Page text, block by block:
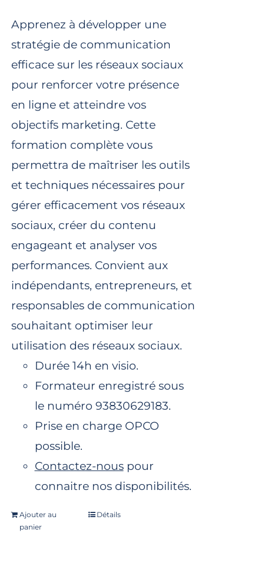
Apprenez à développer une
stratégie de communication
efficace sur les réseaux sociaux
pour renforcer votre présence
en ligne et atteindre vos
objectifs marketing. Cette
formation complète vous
permettra de maîtriser les outils
et techniques nécessaires pour
gérer efficacement vos réseaux
sociaux, créer du contenu
engageant et analyser vos
performances. Convient aux
indépendants, entrepreneurs, et
responsables de communication
souhaitant optimiser leur
utilisation des réseaux sociaux.
Durée 14h en visio.
Formateur enregistré sous
le numéro 93830629183.
Prise en charge OPCO
possible.
Contactez-nouspour
connaitre nos disponibilités.
Ajouter au
panier
Détails